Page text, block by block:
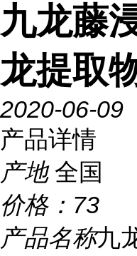
九龙藤
龙提取
2020-06-09
产品详情
产地 全国
价格： 73
产品名称九